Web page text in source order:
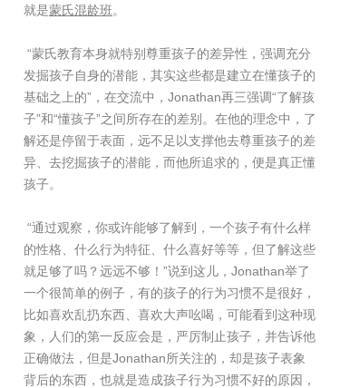
就是蒙氏混龄班。
“蒙氏教育本身就特别尊重孩子的差异性，强调充分
发掘孩子自身的潜能，其实这些都是建立在懂孩子的
基础之上的”，在交流中，Jonathan再三强调“了解孩
子”和“懂孩子”之间所存在的差别。在他的理念中，了
解还是停留于表面，远不足以支撑他去尊重孩子的差
异、去挖掘孩子的潜能，而他所追求的，便是真正懂
孩子。
“通过观察，你或许能够了解到，一个孩子有什么样
的性格、什么行为特征、什么喜好等等，但了解这些
就足够了吗？远远不够！”说到这儿，Jonathan举了
一个很简单的例子，有的孩子的行为习惯不是很好，
比如喜欢乱扔东西、喜欢大声吆喝，可能看到这种现
象，人们的第一反应会是，严厉制止孩子，并告诉他
正确做法，但是Jonathan所关注的，却是孩子表象
背后的东西，也就是造成孩子行为习惯不好的原因，